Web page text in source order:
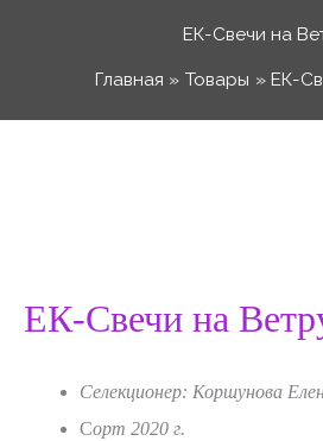
содержимому
ЕК-Свечи на
Главная
Товары ЕК-
ЕК-Свечи на
Селекционер: Коршунова
Сорт 2020 г.
50 ₽
–
Ветру